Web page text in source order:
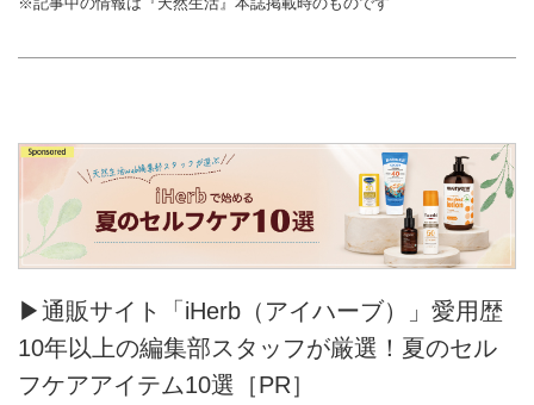
▶通販サイト「iHerb（アイハーブ）」愛用歴
10年以上の編集部スタッフが厳選！夏のセル
フケアアイテム10選［PR］